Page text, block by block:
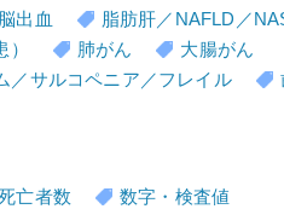
脳出血
脂肪肝／NAFLD／
肺がん
大腸がん
／サルコペニア／フレイル
亡者数 数字・検査値